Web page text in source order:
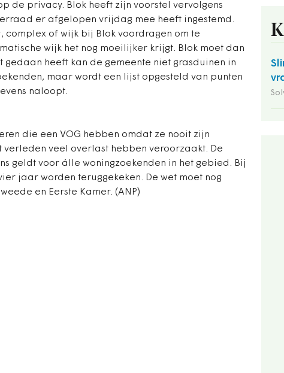
de privacy. Blok heeft zijn voorstel vervolgens
er afgelopen vrijdag mee heeft ingestemd.
complex of wijk bij Blok voordragen om te
wijk het nog moeilijker krijgt. Blok moet dan
gedaan heeft kan de gemeente niet grasduinen in
maar wordt een lijst opgesteld van punten
naloopt.
die een VOG hebben omdat ze nooit zijn
veel overlast hebben veroorzaakt. De
geldt voor álle woningzoekenden in het gebied. Bij
jaar worden teruggekeken. De wet moet nog
en Eerste Kamer. (ANP)